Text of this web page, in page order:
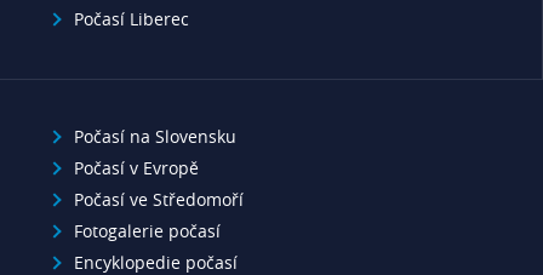
Počasí Liberec
Počasí na Slovensku
Počasí v Evropě
Počasí ve Středomoří
Fotogalerie počasí
Encyklopedie počasí